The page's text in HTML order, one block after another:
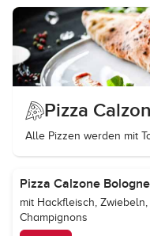
Pizza
Alle Pizzen werden mit
Pizza Calzone
mit Hackfleisch,
Champignons